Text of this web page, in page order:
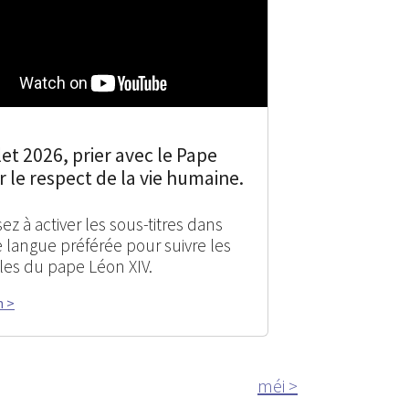
2026, prier avec le Pape
le respect de la vie humaine.
à activer les sous-titres dans
langue préférée pour suivre les
du pape Léon XIV.
>
méi >